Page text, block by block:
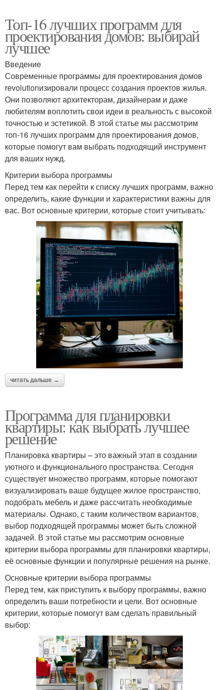
Топ-16 лучших программ для
проектирования домов: выбирай
лучшее
Введение
Современные программы для проектирования домов
revolutionизировали процесс создания проектов жилья.
Они позволяют архитекторам, дизайнерам и даже
любителям воплотить свои идеи в реальность с высокой
точностью и эстетикой. В этой статье мы рассмотрим
топ-16 лучших программ для проектирования домов,
которые помогут вам выбрать подходящий инструмент
для ваших нужд.
Критерии выбора программы
Перед тем как перейти к списку лучших программ, важно
определить, какие функции и характеристики важны для
вас. Вот основные критерии, которые стоит учитывать:
читать дальше →
Программа для планировки
квартиры: как выбрать лучшее
решение
Планировка квартиры – это важный этап в создании
уютного и функционального пространства. Сегодня
существует множество программ, которые помогают
визуализировать ваше будущее жилое пространство,
подобрать мебель и даже рассчитать необходимые
материалы. Однако, с таким количеством вариантов,
выбор подходящей программы может быть сложной
задачей. В этой статье мы рассмотрим основные
критерии выбора программы для планировки квартиры,
её основные функции и популярные решения на рынке.
Основные критерии выбора программы
Перед тем, как приступить к выбору программы, важно
определить ваши потребности и цели. Вот основные
критерии, которые помогут вам сделать правильный
выбор: